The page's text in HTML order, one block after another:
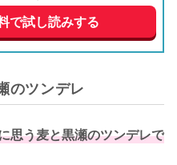
で試し読みする
のツンデレ
思う麦と黒瀬のツンデレで